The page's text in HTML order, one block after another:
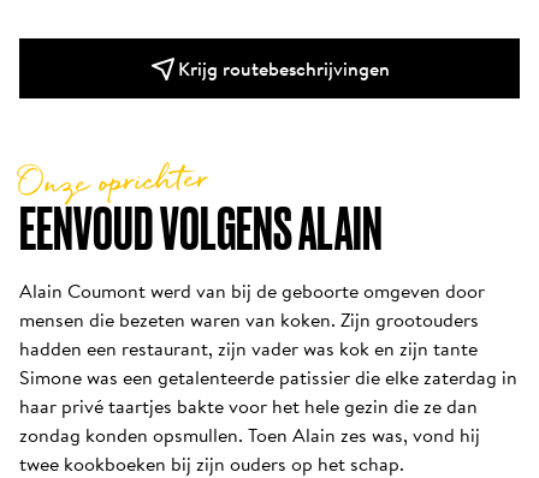
Krijg routebeschrijvingen
EENVOUD VOLGENS ALAIN
Onze oprichter
Alain Coumont werd van bij de geboorte omgeven door
mensen die bezeten waren van koken. Zijn grootouders
hadden een restaurant, zijn vader was kok en zijn tante
Simone was een getalenteerde patissier die elke zaterdag in
haar privé taartjes bakte voor het hele gezin die ze dan
zondag konden opsmullen. Toen Alain zes was, vond hij
twee kookboeken bij zijn ouders op het schap.